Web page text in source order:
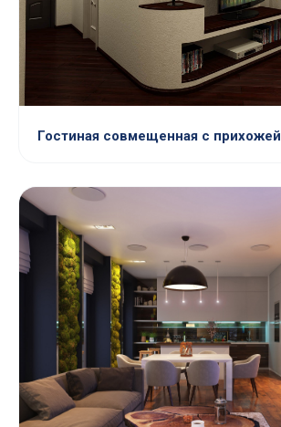
Гостиная совмещенная с прихожей